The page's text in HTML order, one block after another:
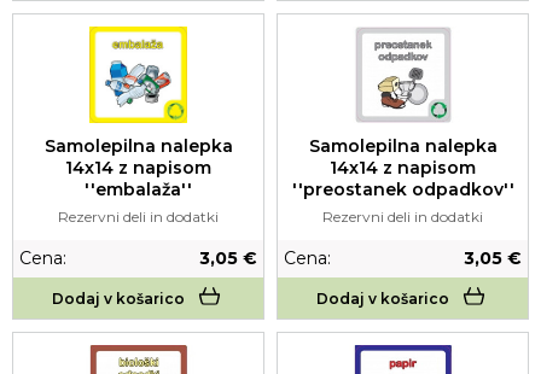
Samolepilna nalepka
14x14 z napisom
''embalaža''
Rezervni deli in dodatki
Cena: 3,05 €
Dodaj v košarico
Samolepilna nalepka
14x14 z napisom
''preostanek odpadkov''
Rezervni deli in dodatki
Cena: 3,05 €
Dodaj v košarico